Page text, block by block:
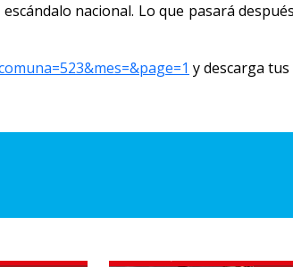
nacional. Lo que pasará
y descarga